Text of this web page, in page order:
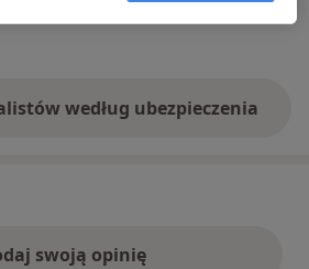
według ubezpieczenia
swoją opinię